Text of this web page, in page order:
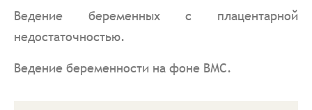
Ведение беременных с плацентарной
недостаточностью.
Ведение беременности на фоне ВМС.